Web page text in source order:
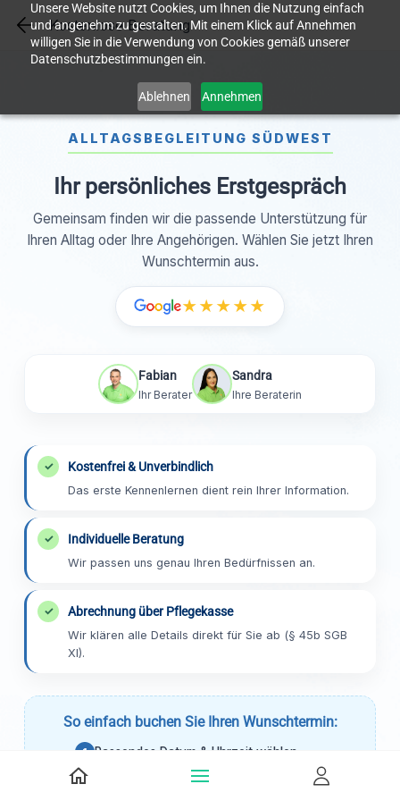
Unsere Website nutzt Cookies, um Ihnen die Nutzung einfach
und angenehm zu gestalten. Mit einem Klick auf Annehmen
willigen Sie in die Verwendung von Cookies gemäß unserer
Datenschutzbestimmungen ein.
Ablehnen Annehmen
main
Kostenlose Beratung
ALLTAGSBEGLEITUNG SÜDWEST
Ihr persönliches Erstgespräch
Gemeinsam finden wir die passende Unterstützung für
Ihren Alltag oder Ihre Angehörigen. Wählen Sie jetzt Ihren
Wunschtermin aus.
★★★★★
Fabian
Ihr Berater
Sandra
Ihre Beraterin
✓ Kostenfrei & Unverbindlich
Das erste Kennenlernen dient rein Ihrer Information.
✓ Individuelle Beratung
Wir passen uns genau Ihren Bedürfnissen an.
✓ Abrechnung über Pflegekasse
Wir klären alle Details direkt für Sie ab (§ 45b SGB
XI).
So einfach buchen Sie Ihren Wunschtermin:
1 Passendes Datum & Uhrzeit wählen
2 Kontaktdaten eintragen